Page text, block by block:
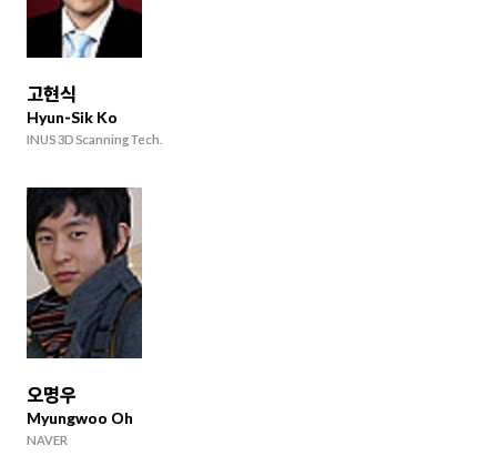
고현식
Hyun-Sik Ko
INUS 3D Scanning Tech.
오명우
Myungwoo Oh
NAVER